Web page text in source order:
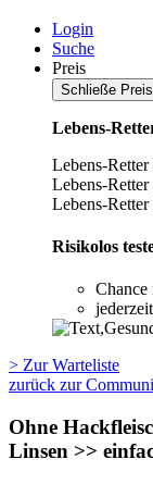
Login
Suche
Preis
Schließe Preis
Lebens-
Lebens-Retter
Lebens-
Lebens-
Risikolos
Chance
> Zur Warteliste
zurück zur
Ohne
Linsen >>